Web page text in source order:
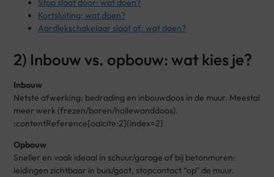
Stop slaat door: wat doen?
Kortsluiting: wat doen?
Aardlekschakelaar slaat af: wat doen?
2) Inbouw vs. opbouw: wat kies je?
Inbouw
Netste afwerking: bedrading en inbouwdoos in de muur. Meestal
meer werk (frezen/boren/hollewanddoos).
:contentReference[oaicite:2]{index=2}
Opbouw
Sneller en vaak ideaal in schuur/garage of bij betonmuren:
leidingen zichtbaar in buis/goot, stopcontact “op” de muur.